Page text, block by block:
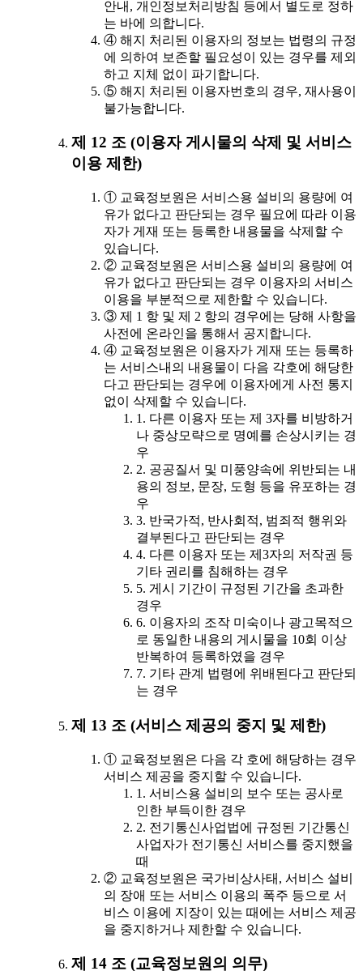
안내, 개인정보처리방침 등에서 별도로 정하
는 바에 의합니다.
④ 해지 처리된 이용자의 정보는 법령의 규정
에 의하여 보존할 필요성이 있는 경우를 제외
하고 지체 없이 파기합니다.
⑤ 해지 처리된 이용자번호의 경우, 재사용이
불가능합니다.
제 12 조 (이용자 게시물의 삭제 및 서비스
이용 제한)
① 교육정보원은 서비스용 설비의 용량에 여
유가 없다고 판단되는 경우 필요에 따라 이용
자가 게재 또는 등록한 내용물을 삭제할 수
있습니다.
② 교육정보원은 서비스용 설비의 용량에 여
유가 없다고 판단되는 경우 이용자의 서비스
이용을 부분적으로 제한할 수 있습니다.
③ 제 1 항 및 제 2 항의 경우에는 당해 사항을
사전에 온라인을 통해서 공지합니다.
④ 교육정보원은 이용자가 게재 또는 등록하
는 서비스내의 내용물이 다음 각호에 해당한
다고 판단되는 경우에 이용자에게 사전 통지
없이 삭제할 수 있습니다.
1. 다른 이용자 또는 제 3자를 비방하거
나 중상모략으로 명예를 손상시키는 경
우
2. 공공질서 및 미풍양속에 위반되는 내
용의 정보, 문장, 도형 등을 유포하는 경
우
3. 반국가적, 반사회적, 범죄적 행위와
결부된다고 판단되는 경우
4. 다른 이용자 또는 제3자의 저작권 등
기타 권리를 침해하는 경우
5. 게시 기간이 규정된 기간을 초과한
경우
6. 이용자의 조작 미숙이나 광고목적으
로 동일한 내용의 게시물을 10회 이상
반복하여 등록하였을 경우
7. 기타 관계 법령에 위배된다고 판단되
는 경우
제 13 조 (서비스 제공의 중지 및 제한)
① 교육정보원은 다음 각 호에 해당하는 경우
서비스 제공을 중지할 수 있습니다.
1. 서비스용 설비의 보수 또는 공사로
인한 부득이한 경우
2. 전기통신사업법에 규정된 기간통신
사업자가 전기통신 서비스를 중지했을
때
② 교육정보원은 국가비상사태, 서비스 설비
의 장애 또는 서비스 이용의 폭주 등으로 서
비스 이용에 지장이 있는 때에는 서비스 제공
을 중지하거나 제한할 수 있습니다.
제 14 조 (교육정보원의 의무)